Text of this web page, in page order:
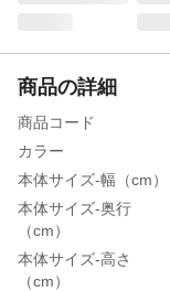
商品の詳細
商品コード
カラー
本体サイズ-幅（cm）
本体サイズ-奥行
（cm）
本体サイズ-高さ
（cm）